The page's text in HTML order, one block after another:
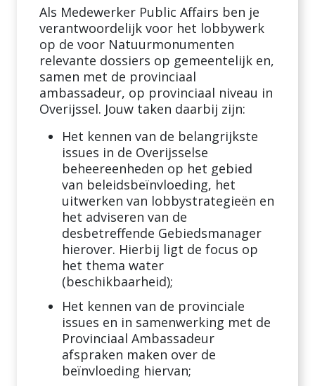
Als Medewerker Public Affairs ben je
verantwoordelijk voor het lobbywerk
op de voor Natuurmonumenten
relevante dossiers op gemeentelijk en,
samen met de provinciaal
ambassadeur, op provinciaal niveau in
Overijssel. Jouw taken daarbij zijn:
Het kennen van de belangrijkste
issues in de Overijsselse
beheereenheden op het gebied
van beleidsbeïnvloeding, het
uitwerken van lobbystrategieën en
het adviseren van de
desbetreffende Gebiedsmanager
hierover. Hierbij ligt de focus op
het thema water
(beschikbaarheid);
Het kennen van de provinciale
issues en in samenwerking met de
Provinciaal Ambassadeur
afspraken maken over de
beïnvloeding hiervan;